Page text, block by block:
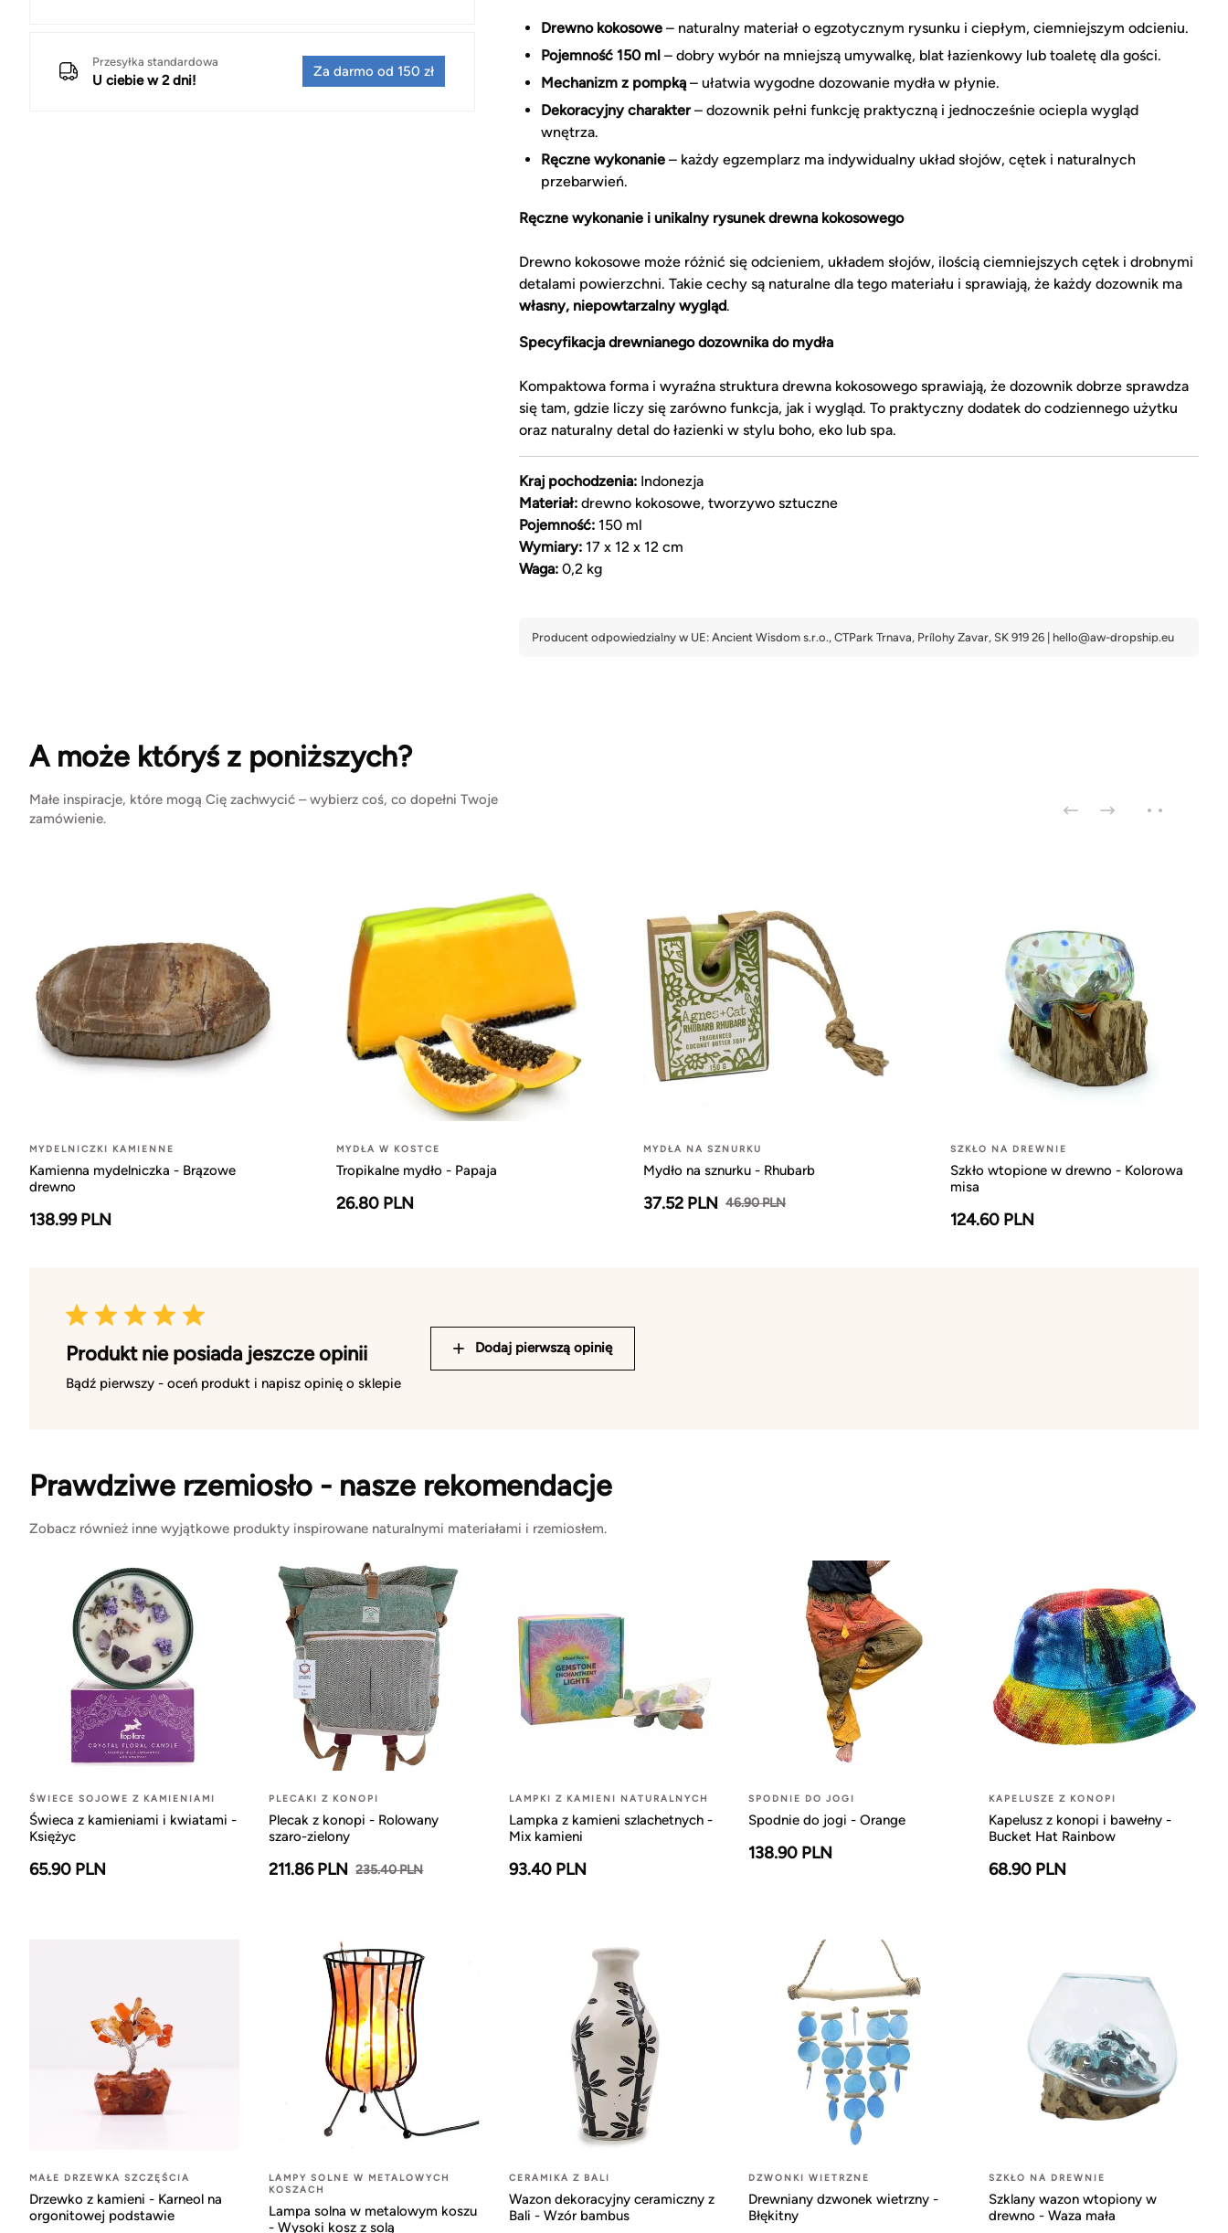
Przesyłka standardowa
U ciebie w 2 dni!
Za darmo od 150 zł
Drewno kokosowe – naturalny materiał o egzotycznym rysunku i ciepłym, ciemniejszym odcieniu.
Pojemność 150 ml – dobry wybór na mniejszą umywalkę, blat łazienkowy lub toaletę dla gości.
Mechanizm z pompką– ułatwia wygodne dozowanie mydła w płynie.
Dekoracyjny charakter – dozownik pełni funkcję praktyczną i jednocześnie ociepla wygląd
wnętrza.
Ręczne wykonanie – każdy egzemplarz ma indywidualny układ słojów, cętek i naturalnych
przebarwień.
Ręczne wykonanie i unikalny rysunek drewna kokosowego
Drewno kokosowe może różnić się odcieniem, układem słojów, ilością ciemniejszych cętek i drobnymi
detalami powierzchni. Takie cechy są naturalne dla tego materiału i sprawiają, że każdy dozownik ma
własny, niepowtarzalny wygląd.
Specyfikacja drewnianego dozownika do mydła
Kompaktowa forma i wyraźna struktura drewna kokosowego sprawiają, że dozownik dobrze sprawdza
się tam, gdzie liczy się zarówno funkcja, jak i wygląd. To praktyczny dodatek do codziennego użytku
oraz naturalny detal do łazienki w stylu boho, eko lub spa.
Kraj pochodzenia: Indonezja
Materiał: drewno kokosowe, tworzywo sztuczne
Pojemność: 150 ml
Wymiary: 17 x 12 x 12 cm
Waga: 0,2 kg
A może któryś z poniższych?
Małe inspiracje, które mogą Cię zachwycić – wybierz coś, co dopełni Twoje
zamówienie.
MYDELNICZKI KAMIENNE
Kamienna mydelniczka - Brązowe
drewno
138.99 PLN
MYDŁA W KOSTCE
Tropikalne mydło - Papaja
26.80 PLN
MYDŁA NA SZNURKU
Mydło na sznurku - Rhubarb
37.52 PLN 46.90 PLN
SZKŁO NA DREWNIE
Szkło wtopione w drewno - Kolorowa
misa
124.60 PLN
Produkt nie posiada jeszcze opinii
Bądź pierwszy - oceń produkt i napisz opinię o sklepie
Dodaj pierwszą opinię
Prawdziwe rzemiosło - nasze rekomendacje
Zobacz również inne wyjątkowe produkty inspirowane naturalnymi materiałami i rzemiosłem.
ŚWIECE SOJOWE Z KAMIENIAMI
Świeca z kamieniami i kwiatami -
Księżyc
65.90 PLN
PLECAKI Z KONOPI
Plecak z konopi - Rolowany
szaro-zielony
211.86 PLN 235.40 PLN
LAMPKI Z KAMIENI NATURALNYCH
Lampka z kamieni szlachetnych -
Mix kamieni
93.40 PLN
SPODNIE DO JOGI
Spodnie do jogi - Orange
138.90 PLN
KAPELUSZE Z KONOPI
Kapelusz z konopi i bawełny -
Bucket Hat Rainbow
68.90 PLN
MAŁE DRZEWKA SZCZĘŚCIA
Drzewko z kamieni - Karneol na
orgonitowej podstawie
LAMPY SOLNE W METALOWYCH
KOSZACH
Lampa solna w metalowym koszu
- Wysoki kosz z solą
CERAMIKA Z BALI
Wazon dekoracyjny ceramiczny z
Bali - Wzór bambus
DZWONKI WIETRZNE
Drewniany dzwonek wietrzny -
Błękitny
SZKŁO NA DREWNIE
Szklany wazon wtopiony w
drewno - Waza mała